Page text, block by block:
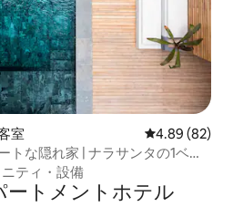
室 レビュー82
4.89 (82)
トな隠れ家 | ナラサンタの1ベッ
ティ・設備
ートメントホテル